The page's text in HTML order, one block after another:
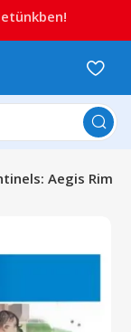
Aegis Rim